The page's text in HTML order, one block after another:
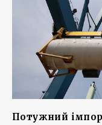
Потужний